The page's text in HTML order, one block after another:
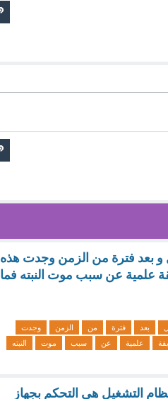
بعد فترة من الزمن وجدت هذه
علمية عن سبب موت النبته فما
بعد فترة من الزمن
وجدت
علمية عن سبب موت
النبته
التشغيل هي التحكم بجهاز